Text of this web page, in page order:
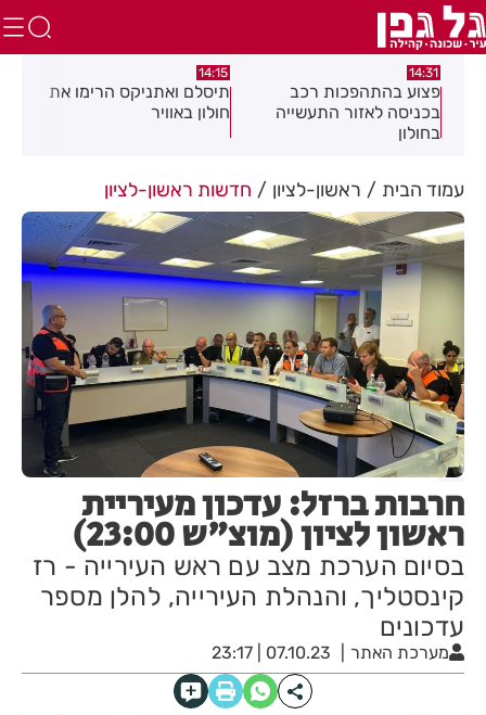
14:31
פצוע בהתהפכות רכב
בכניסה לאזור התעשייה
בחולון
14:15
תיסלם ואתניקס הרימו את
חולון באוויר
עמוד הבית ראשון-לציון חדשות ראשון-לציון
חרבות ברזל: עדכון מעיריית
ראשון לציון (מוצ"ש 23:00)
בסיום הערכת מצב עם ראש העירייה - רז
קינסטליך, והנהלת העירייה, להלן מספר
עדכונים
מערכת האתר 07.10.23 | 23:17